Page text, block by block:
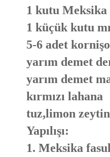
1 kutu Meksika
1 küçük kutu
5-6 adet
yarım demet
yarım demet
kırmızı lahana
tuz,limon
Yapılışı:
1. Meksika